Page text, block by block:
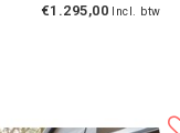
€1.295,00 Incl. btw